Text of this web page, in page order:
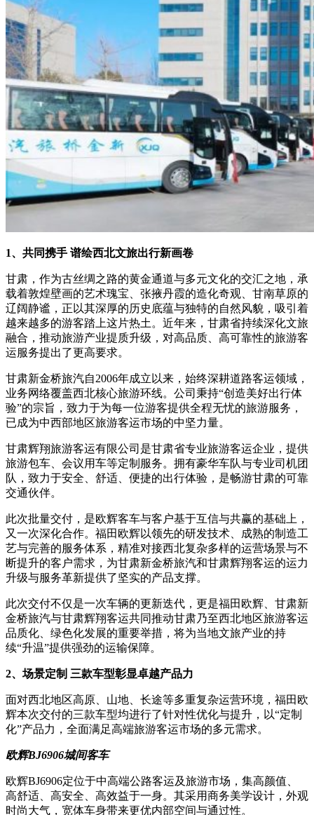
1、共同携手 谱绘西北文旅出行新画卷
甘肃，作为古丝绸之路的黄金通道与多元文化的交汇之地，承
载着敦煌壁画的艺术瑰宝、张掖丹霞的造化奇观、甘南草原的
辽阔静谧，正以其深厚的历史底蕴与独特的自然风貌，吸引着
越来越多的游客踏上这片热土。近年来，甘肃省持续深化文旅
融合，推动旅游产业提质升级，对高品质、高可靠性的旅游客
运服务提出了更高要求。
甘肃新金桥旅汽自2006年成立以来，始终深耕道路客运领域，
业务网络覆盖西北核心旅游环线。公司秉持“创造美好出行体
验”的宗旨，致力于为每一位游客提供全程无忧的旅游服务，
已成为中西部地区旅游客运市场的中坚力量。
甘肃辉翔旅游客运有限公司是甘肃省专业旅游客运企业，提供
旅游包车、会议用车等定制服务。拥有豪华车队与专业司机团
队，致力于安全、舒适、便捷的出行体验，是畅游甘肃的可靠
交通伙伴。
此次批量交付，是欧辉客车与客户基于互信与共赢的基础上，
又一次深化合作。福田欧辉以领先的研发技术、成熟的制造工
艺与完善的服务体系，精准对接西北复杂多样的运营场景与不
断提升的客户需求，为甘肃新金桥旅汽和甘肃辉翔客运的运力
升级与服务革新提供了坚实的产品支撑。
此次交付不仅是一次车辆的更新迭代，更是福田欧辉、甘肃新
金桥旅汽与甘肃辉翔客运共同推动甘肃乃至西北地区旅游客运
品质化、绿色化发展的重要举措，将为当地文旅产业的持
续“升温”提供强劲的运输保障。
2、场景定制 三款车型彰显卓越产品力
面对西北地区高原、山地、长途等多重复杂运营环境，福田欧
辉本次交付的三款车型均进行了针对性优化与提升，以“定制
化”产品力，全面满足高端旅游客运市场的多元需求。
欧辉BJ6906城间客车
欧辉BJ6906定位于中高端公路客运及旅游市场，集高颜值、
高舒适、高安全、高效益于一身。其采用商务美学设计，外观
时尚大气，宽体车身带来更优内部空间与通过性。